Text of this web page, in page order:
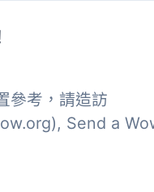
參考，請造訪
Send a